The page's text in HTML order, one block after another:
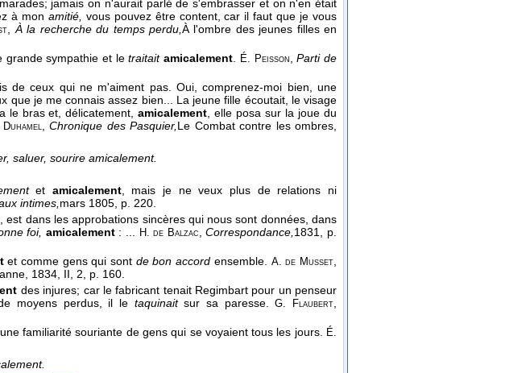
jamais on n'aurait parlé de s'embrasser et on n'en était
à mon amitié, vous pouvez être content, car il faut que je vous
,À la recherche du temps perdu,À l'ombre des jeunes filles en
grande sympathie et letraitaitamicalement. É. Peisson,Parti de
de ceux qui ne m'aiment pas. Oui, comprenez-moi bien, une
que je me connais assez bien... La jeune fille écoutait, le visage
le bras et, délicatement,amicalement, elle posa sur la joue du
,Chronique des Pasquier,Le Combat contre les ombres,
saluer, sourire amicalement.
et amicalement, mais je ne veux plus de relations ni
intimes,mars 1805, p. 220.
dans les approbations sincères qui nous sont données, dans
foi, amicalement: ... H. de Balzac,Correspondance,1831, p.
et comme gens qui sont de bon accord ensemble. A. de Musset,
, 1834, II, 2, p. 160.
des injures; car le fabricant tenait Regimbart pour un penseur
moyens perdus, il le taquinaitsur sa paresse.G. Flaubert,
familiarité souriante de gens qui se voyaient tous les jours. É.